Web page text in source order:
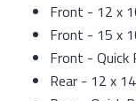
Front - 12 x
Front - 15 x
Front - Quick
Rear - 12 x